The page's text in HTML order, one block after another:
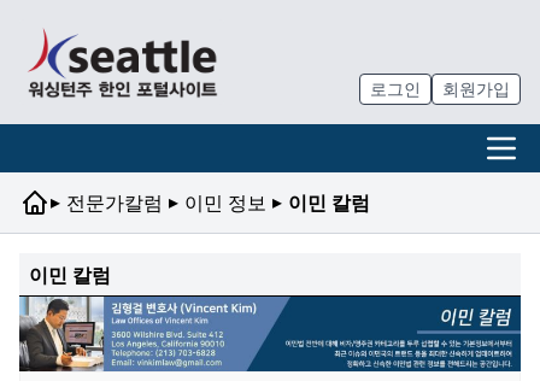
로그인 회원가입
▸ 전문가칼럼 ▸ 이민 정보 ▸ 이민 칼럼
이민 칼럼